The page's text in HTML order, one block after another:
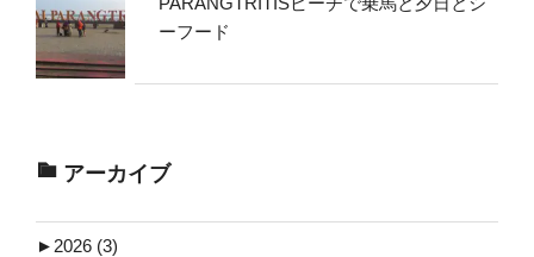
ーフード
アーカイブ
► 2026 (3)